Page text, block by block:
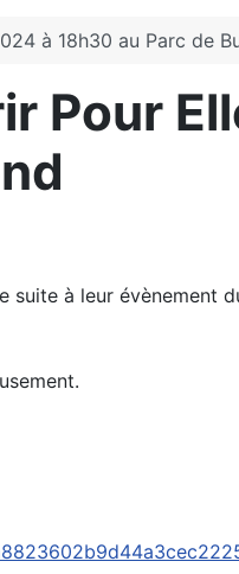
à 18h30 au Parc de
Pour
à leur évènement